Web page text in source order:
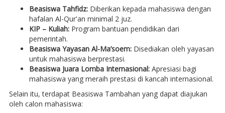
Beasiswa Tahfidz:Diberikan kepada mahasiswa dengan
hafalan Al-Qur'an minimal 2 juz.
KIP – Kuliah:Program bantuan pendidikan dari
pemerintah.
Beasiswa Yayasan Al-Ma’soem:Disediakan oleh yayasan
untuk mahasiswa berprestasi.
Beasiswa Juara Lomba Internasional:Apresiasi bagi
mahasiswa yang meraih prestasi di kancah internasional.
Selain itu, terdapat Beasiswa Tambahan yang dapat diajukan
oleh calon mahasiswa: